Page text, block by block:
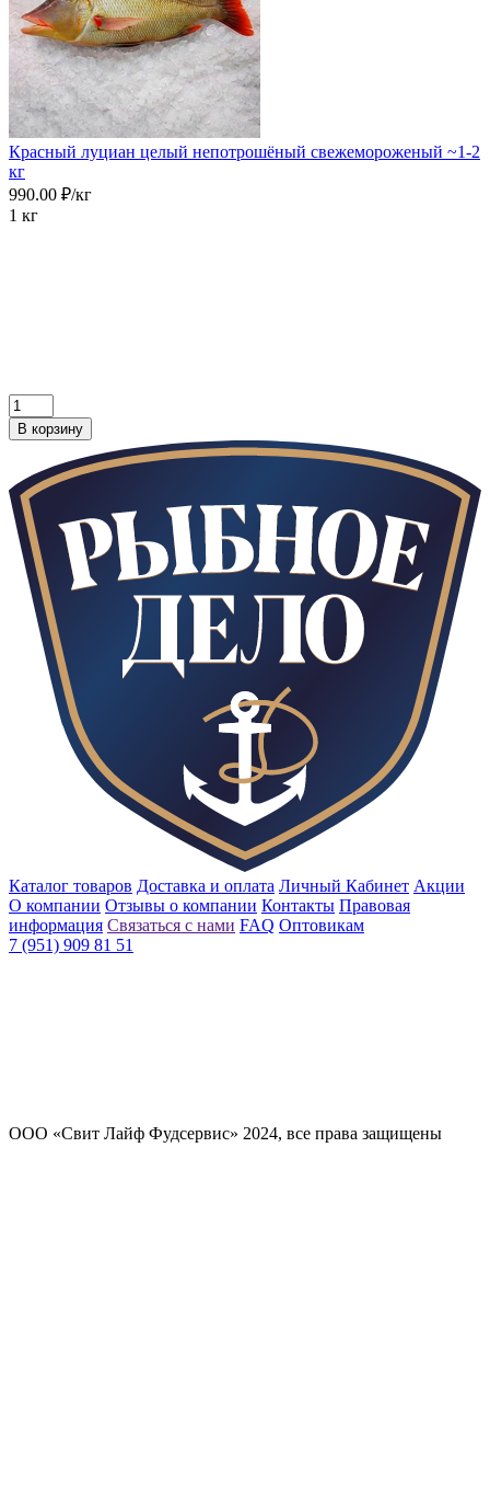
Красный луциан целый непотрошёный свежемороженый ~1-2
кг
990.00 ₽/кг
1 кг
В корзину
Каталог товаров Доставка и оплата Личный Кабинет Акции
О компании Отзывы о компании Контакты Правовая
информация Связаться с нами FAQ Оптовикам
7 (951) 909 81 51
ООО «Свит Лайф Фудсервис» 2024, все права защищены